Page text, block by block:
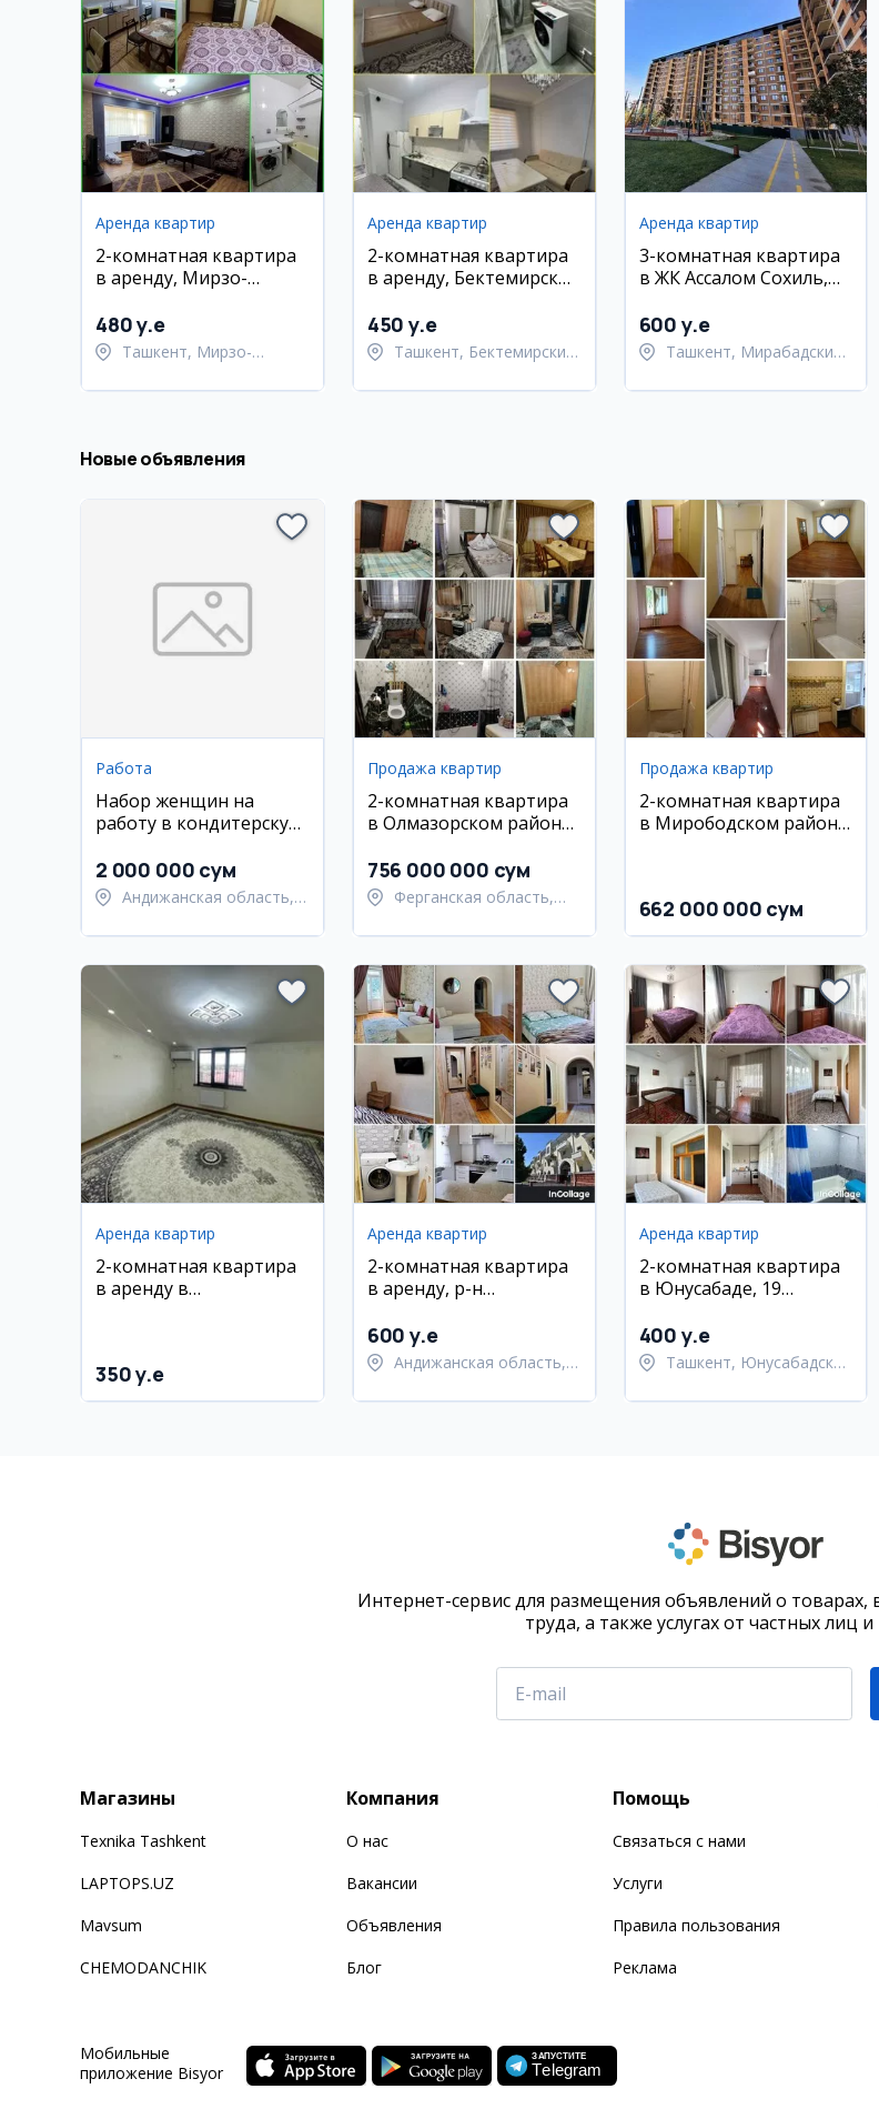
Аренда квартир
2-комнатная квартира
в аренду, Мирзо-
Паркентский базар
480 y.e
Ташкент, Мирзо-
Аренда квартир
2-комнатная квартира
в аренду, Бектемирский
450 y.e
Ташкент, Бектемирский
Аренда квартир
3-комнатная квартира
в ЖК Ассалом Сохиль,
600 y.e
Ташкент, Мирабадский
Новые объявления
Работа
Набор женщин на
работу в кондитерскую
2 000 000 сум
Андижанская область,
Продажа квартир
2-комнатная квартира
в Олмазорском районе,
756 000 000 сум
Ферганская область,
Продажа квартир
2-комнатная квартира
в Мирободском районе,
662 000 000 сум
Аренда квартир
2-комнатная квартира
в аренду в
350 y.e
Аренда квартир
2-комнатная квартира
в аренду, р-н
600 y.e
Андижанская область,
Аренда квартир
2-комнатная квартира
в Юнусабаде, 19
400 y.e
Ташкент, Юнусабадский
Интернет-сервис для размещения объявлений о товарах,
труда, а также услугах от частных лиц
Магазины
Texnika Tashkent
LAPTOPS.UZ
Mavsum
CHEMODANCHIK
Компания
О нас
Вакансии
Объявления
Блог
Помощь
Связаться с нами
Услуги
Правила пользования
Реклама
Мобильные
приложение Bisyor